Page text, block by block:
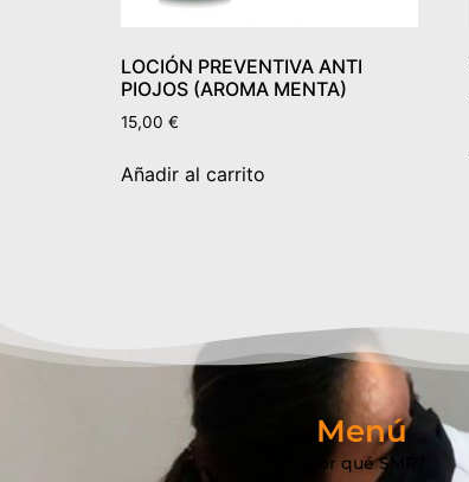
LOCIÓN PREVENTIVA ANTI
PIOJOS (AROMA MENTA)
15,00 €
Añadir al carrito
Menú
¿Por qué SMP?